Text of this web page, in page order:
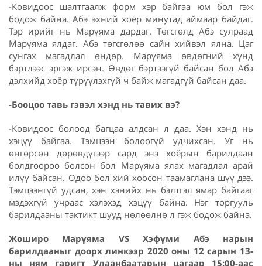
-Ковидоос шалтгаалж форм хэр байгаа юм бол гэж
бодож байна. Абэ эхний хоёр минутад аймаар байдаг.
Тэр ирийг нь Марүяма дардаг. Төгсгөлд Абэ сулраад
Марүяма ялдаг. Абэ төгсгөлөө сайн хийвэл ялна. Цаг
сунгах магадлал өндөр. Марүяма өвдөгний хүнд
бэртлээс эргэж ирсэн. Өвдөг бэртээгүй байсан бол Абэ
дэлхийд хоёр түрүүлэхгүй ч байж магадгүй байсан даа.
-Бооцоо тавь гэвэл хэнд нь тавих вэ?
-Ковидоос болоод багцаа алдсан л даа. Хэн хэнд нь
хэцүү байгаа. Тэмцээн болоогүй удчихсан. Уг нь
өнгөрсөн дөрөвдүгээр сард энэ хоёрын барилдаан
болдгоороо болсон бол Марүяма ялах магадлал арай
илүү байсан. Одоо бол хий хоосон таамаглана шүү дээ.
Тэмцээнгүй удсан, хэн хэнийх нь бэлтгэл ямар байгааг
мэдэхгүй учраас хэлэхэд хэцүү байна. Нэг торгууль
барилдааны тактикт шууд нөлөөлнө л гэж бодож байна.
Жоширо Марүяма VS Хэфүми Абэ нарын
барилдааныг доорх линкээр 2020 оны 12 сарын 13-
ны ням гаригт Улаанбаатарын цагаар 15:00-аас